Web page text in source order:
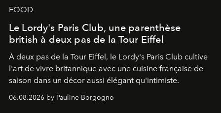
FOOD
Le Lordy's Paris Club, une parenthèse
british à deux pas de la Tour Eiffel
À deux pas de la Tour Eiffel, le Lordy's Paris Club cultive
l'art de vivre britannique avec une cuisine française de
saison dans un décor aussi élégant qu'intimiste.
06.08.2026 by Pauline Borgogno